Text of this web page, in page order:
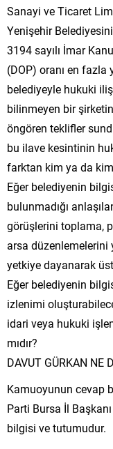
Sanayi ve Ticaret
Yenişehir
3194 sayılı İmar
(DOP) oranı en
belediyeyle hukuki
bilinmeyen bir
öngören teklifler
bu ilave kesintinin
farktan kim ya da
Eğer belediyenin
bulunmadığı
görüşlerini toplama,
arsa
yetkiye dayanarak
Eğer belediyenin
izlenimi
idari veya hukuki
mıdır?
DAVUT GÜRKAN NE
Kamuoyunun cevap
Parti Bursa İl
bilgisi ve tutumudur.